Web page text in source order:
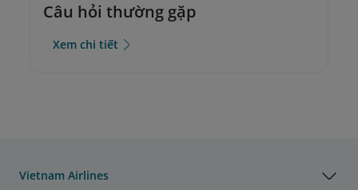
Câu hỏi thường gặp
Xem chi tiết
Vietnam Airlines